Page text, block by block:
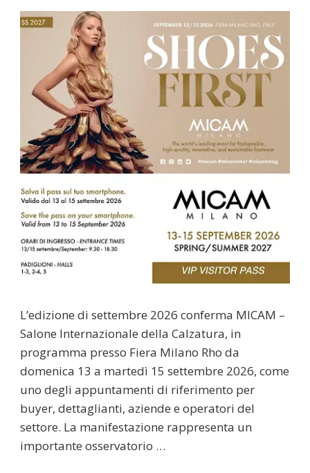
L’edizione di settembre 2026 conferma MICAM –
Salone Internazionale della Calzatura, in
programma presso Fiera Milano Rho da
domenica 13 a martedì 15 settembre 2026, come
uno degli appuntamenti di riferimento per
buyer, dettaglianti, aziende e operatori del
settore. La manifestazione rappresenta un
importante osservatorio …